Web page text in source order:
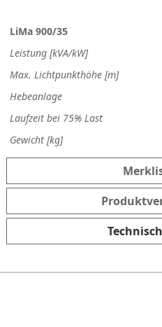
LiMa 900/35
Leistung [kVA/kW]
Max. Lichtpunkthöhe [m]
Hebeanlage
Laufzeit bei 75% Last
Gewicht [kg]